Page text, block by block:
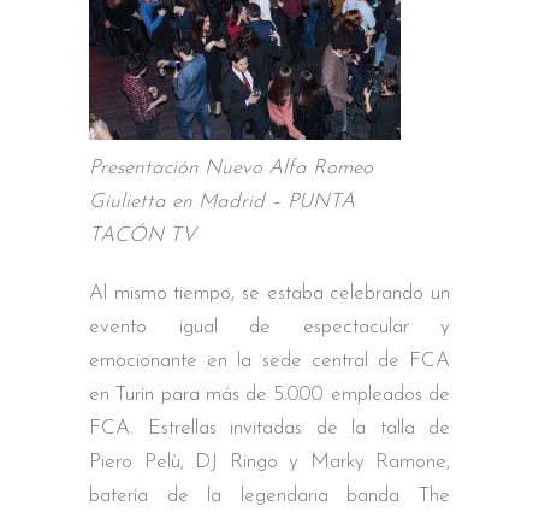
Presentación Nuevo Alfa Romeo
Giulietta en Madrid – PUNTA
TACÓN TV
Al mismo tiempo, se estaba celebrando un
evento igual de espectacular y
emocionante en la sede central de FCA
en Turín para más de 5.000 empleados de
FCA. Estrellas invitadas de la talla de
Piero Pelù, DJ Ringo y Marky Ramone,
batería de la legendaria banda The